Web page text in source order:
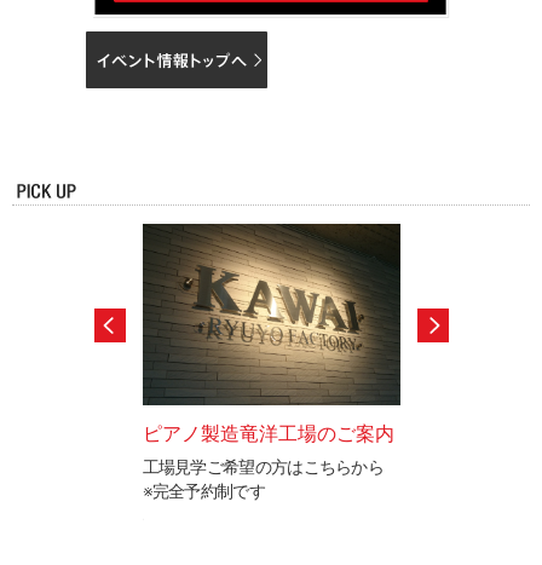
ピアノ製造竜洋工場のご案内
工場見学ご希望の方はこちらから
※完全予約制です